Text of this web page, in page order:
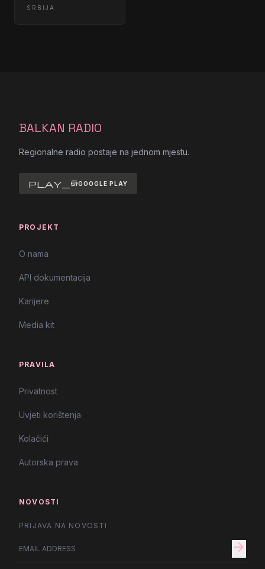
SRBIJA
BALKAN RADIO
Regionalne radio postaje na jednom mjestu.
play_storeGOOGLE PLAY
PROJEKT
O nama
API dokumentacija
Karijere
Media kit
PRAVILA
Privatnost
Uvjeti korištenja
Kolačići
Autorska prava
NOVOSTI
PRIJAVA NA NOVOSTI
arrow_forward